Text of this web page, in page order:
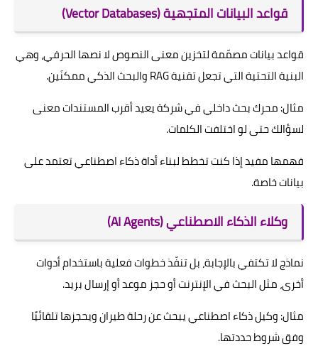
قواعد البيانات المتجهية (Vector Databases)
قواعد بيانات مصمّمة لتخزين معنى النصوص لا نصها الحرفي، وهي
البنية التحتية التي تجعل تقنية RAG والبحث الذكي ممكنَين.
مثال: محرك بحث داخلي في شركة يعيد أقرب المستندات معنى
لسؤالك حتى لو اختلفت الكلمات.
فهمها مفيد إذا كنت تخطط لبناء أداة ذكاء اصطناعي تعتمد على
بيانات خاصة.
وكلاء الذكاء الاصطناعي (AI Agents)
نماذج لا تكتفي بالإجابة، بل تنفّذ خطوات فعلية باستخدام أدوات
أخرى، مثل البحث في الإنترنت أو حجز موعد أو إرسال بريد.
مثال: وكيل ذكاء اصطناعي يبحث عن رحلة طيران ويحجزها تلقائيًا
وفق شروط حددتها.